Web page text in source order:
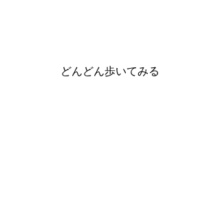
どんどん歩いてみる